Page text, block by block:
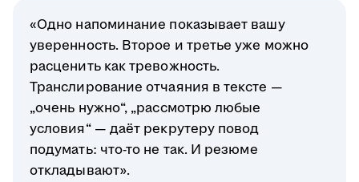
«Одно напоминание показывает вашу
уверенность. Второе и третье уже можно
расценить как тревожность.
Транслирование отчаяния в тексте —
„очень нужно“, „рассмотрю любые
условия“ — даёт рекрутеру повод
подумать: что-то не так. И резюме
откладывают».